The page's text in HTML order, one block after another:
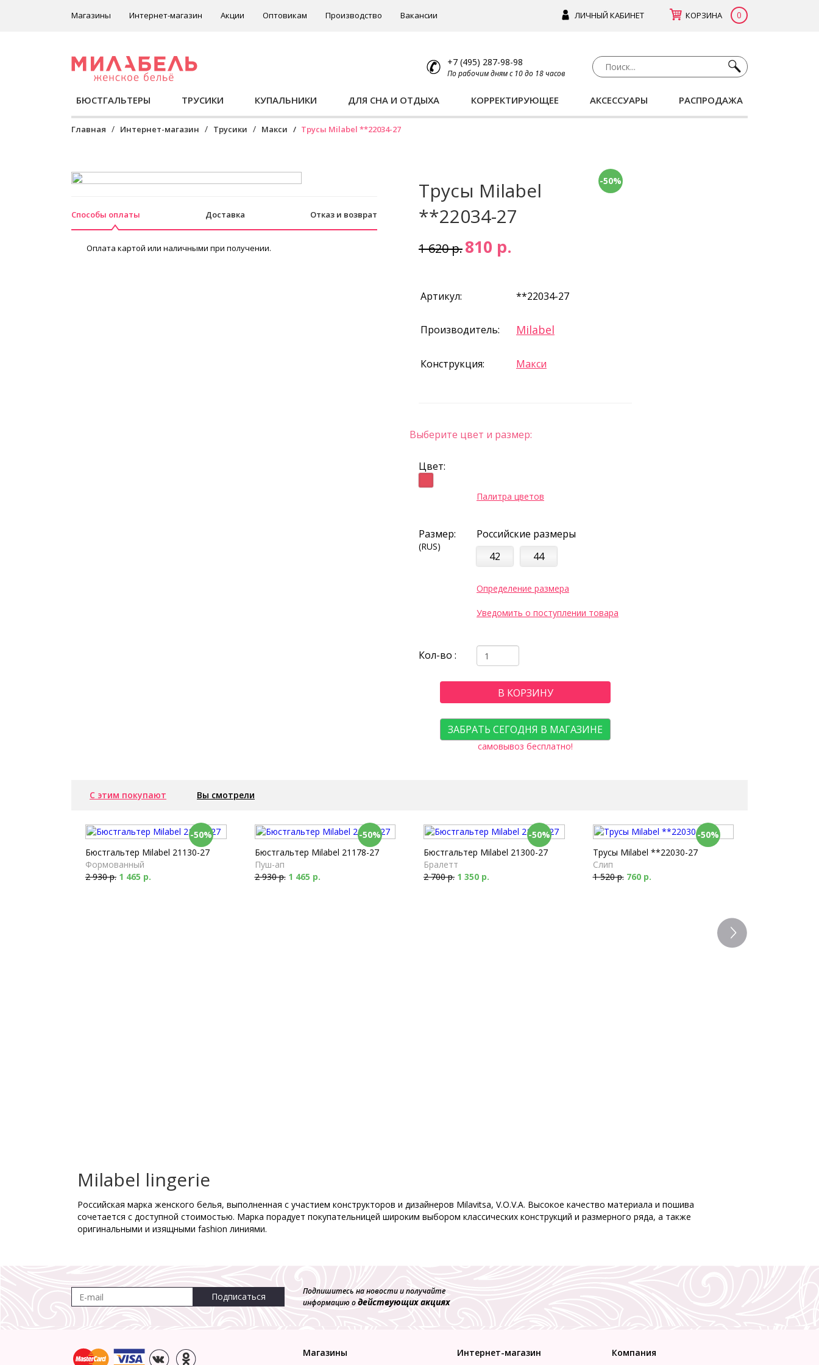
ЛИЧНЫЙ КАБИНЕТ КОРЗИНА 0
Магазины Интернет-магазин Акции Оптовикам Производство Вакансии
+7 (495) 287-98-98
По рабочим дням с 10 до 18 часов
БЮСТГАЛЬТЕРЫ ТРУСИКИ КУПАЛЬНИКИ ДЛЯ СНА И ОТДЫХА КОРРЕКТИРУЮЩЕЕ АКСЕССУАРЫ РАСПРОДАЖА
Главная Интернет-магазин Трусики Макси Трусы Milabel **22034-27
Способы оплаты Доставка Отказ и возврат
Оплата картой или наличными при получении.
-50%
Трусы Milabel
**22034-27
1 620 р.810 р.
Артикул: **22034-27
Производитель: Milabel
Конструкция: Макси
Выберите цвет и размер:
Цвет:
Палитра цветов
Размер:
(RUS)
Российские размеры
42
44
Определение размера
Уведомить о поступлении товара
Кол-во :
В КОРЗИНУ
ЗАБРАТЬ СЕГОДНЯ В МАГАЗИНЕ
самовывоз бесплатно!
С этим покупают Вы смотрели
-50%
Бюстгальтер Milabel 21130-27
Формованный
2 930 р. 1 465 р.
-50%
Бюстгальтер Milabel 21178-27
Пуш-ап
2 930 р. 1 465 р.
-50%
Бюстгальтер Milabel 21300-27
Бралетт
2 700 р. 1 350 р.
-50%
Трусы Milabel **22030-27
Слип
1 520 р. 760 р.
Milabel lingerie
Российская марка женского белья, выполненная с участием конструкторов и дизайнеров Milavitsa, V.O.V.A. Высокое качество материала и пошива
сочетается с доступной стоимостью. Марка порадует покупательницей широким выбором классических конструкций и размерного ряда, а также
оригинальными и изящными fashion линиями.
Подписаться
Подпишитесь на новости и получайте
информацию одействующих акциях
Магазины Интернет-магазин Компания